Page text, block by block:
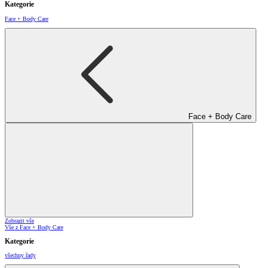
Kategorie
Face + Body Care
Face + Body Care
Zobrazit vše
Vše z Face + Body Care
Kategorie
všechny řady